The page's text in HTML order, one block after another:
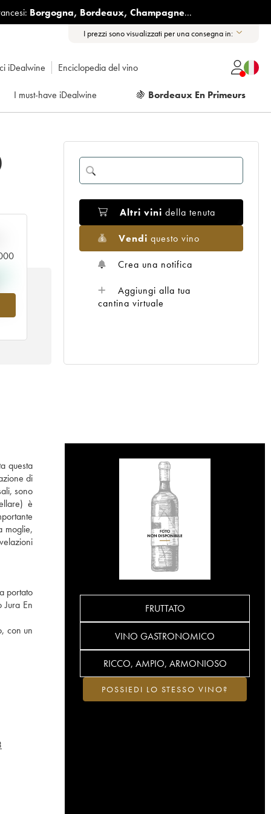
Borgogna, Bordeaux, Champagne...
I prezzi sono visualizzati per una consegna in:
iDealwine Enciclopedia del vino
I must-have iDealwine 🍇 Bordeaux En Primeurs
Altri vini della tenuta
Vendi questo vino
Crea una notifica
Aggiungi alla tua
cantina virtuale
questa
di
sono
è
portato
En
con un
FRUTTATO
VINO GASTRONOMICO
RICCO, AMPIO, ARMONIOSO
POSSIEDI LO STESSO VINO?